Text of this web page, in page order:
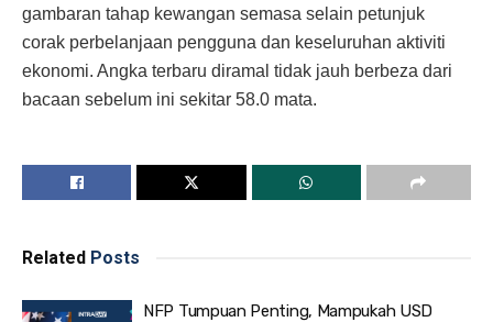
gambaran tahap kewangan semasa selain petunjuk
corak perbelanjaan pengguna dan keseluruhan aktiviti
ekonomi. Angka terbaru diramal tidak jauh berbeza dari
bacaan sebelum ini sekitar 58.0 mata.
Related Posts
NFP Tumpuan Penting, Mampukah USD